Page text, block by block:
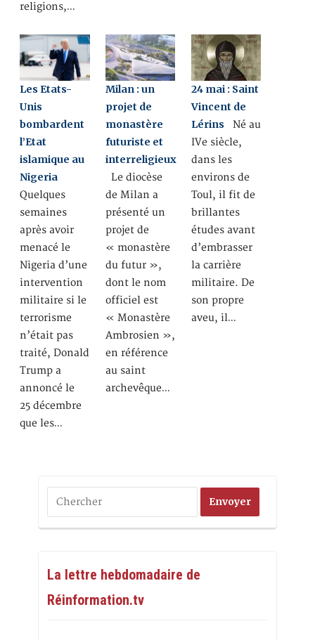
religions,…
Les Etats-
Unis
bombardent
l’Etat
islamique au
Nigeria
Quelques
semaines
après avoir
menacé le
Nigeria d’une
intervention
militaire si le
terrorisme
n’était pas
traité, Donald
Trump a
annoncé le
25 décembre
que les…
Milan : un
projet de
monastère
futuriste et
interreligieux
Le diocèse
de Milan a
présenté un
projet de
« monastère
du futur »,
dont le nom
officiel est
« Monastère
Ambrosien »,
en référence
au saint
archevêque…
24 mai : Saint
Vincent de
Lérins Né au
IVe siècle,
dans les
environs de
Toul, il fit de
brillantes
études avant
d’embrasser
la carrière
militaire. De
son propre
aveu, il…
La lettre hebdomadaire de
Réinformation.tv